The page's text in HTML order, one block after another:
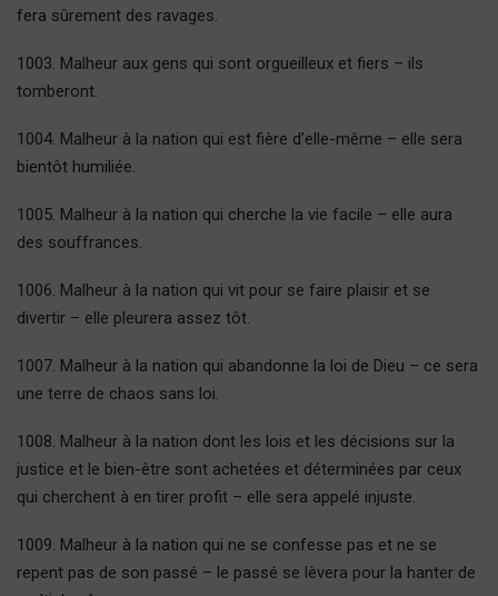
fera sûrement des ravages.
1003. Malheur aux gens qui sont orgueilleux et fiers – ils
tomberont.
1004. Malheur à la nation qui est fière d’elle-même – elle sera
bientôt humiliée.
1005. Malheur à la nation qui cherche la vie facile – elle aura
des souffrances.
1006. Malheur à la nation qui vit pour se faire plaisir et se
divertir – elle pleurera assez tôt.
1007. Malheur à la nation qui abandonne la loi de Dieu – ce sera
une terre de chaos sans loi.
1008. Malheur à la nation dont les lois et les décisions sur la
justice et le bien-être sont achetées et déterminées par ceux
qui cherchent à en tirer profit – elle sera appelé injuste.
1009. Malheur à la nation qui ne se confesse pas et ne se
repent pas de son passé – le passé se lèvera pour la hanter de